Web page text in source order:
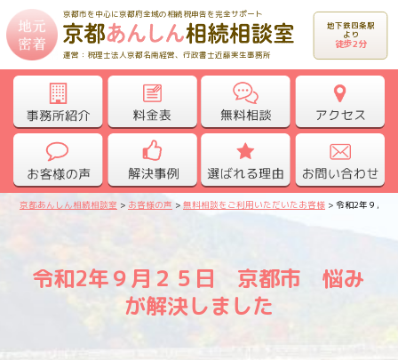
京都市を中心に京都府全域の相続税申告を完全サポート
運営：税理士法人京都名南経営、行政書士近藤実生事務所
地下鉄四条駅
より
徒歩2分
京都あんしん相続相談室 > お客様の声 >無料相談をご利用いただいたお客様 >令和2年９月
令和2年９月２５日 京都市 悩み
が解決しました